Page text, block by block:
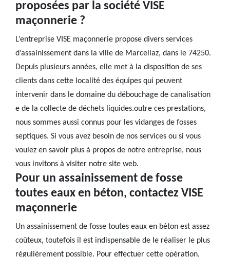
proposées par la société VISE
maçonnerie ?
L’entreprise VISE maçonnerie propose divers services
d’assainissement dans la ville de Marcellaz, dans le 74250.
Depuis plusieurs années, elle met à la disposition de ses
clients dans cette localité des équipes qui peuvent
intervenir dans le domaine du débouchage de canalisation
e de la collecte de déchets liquides.outre ces prestations,
nous sommes aussi connus pour les vidanges de fosses
septiques. Si vous avez besoin de nos services ou si vous
voulez en savoir plus à propos de notre entreprise, nous
vous invitons à visiter notre site web.
Pour un assainissement de fosse
toutes eaux en béton, contactez VISE
maçonnerie
Un assainissement de fosse toutes eaux en béton est assez
coûteux, toutefois il est indispensable de le réaliser le plus
régulièrement possible. Pour effectuer cette opération,